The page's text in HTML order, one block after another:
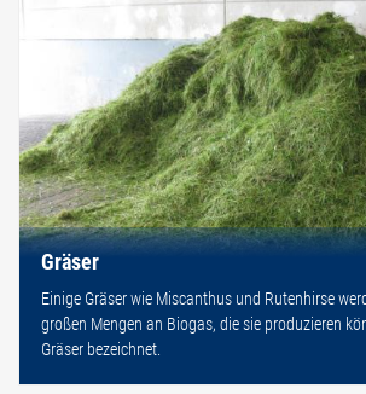
Gräser
Einige Gräser wie Miscanthus und Rutenhirse
großen Mengen an Biogas, die sie produzieren
Gräser bezeichnet.